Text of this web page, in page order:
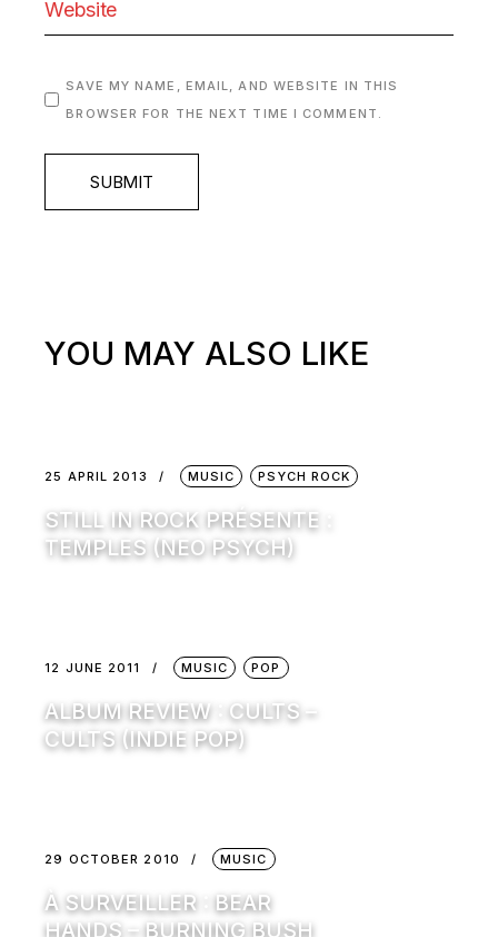
SAVE MY NAME, EMAIL, AND WEBSITE IN THIS
BROWSER FOR THE NEXT TIME I COMMENT.
SUBMIT
YOU MAY ALSO LIKE
25 APRIL 2013 MUSIC PSYCH ROCK
STILL IN ROCK PRÉSENTE :
TEMPLES (NEO PSYCH)
12 JUNE 2011 MUSIC POP
ALBUM REVIEW : CULTS –
CULTS (INDIE POP)
29 OCTOBER 2010 MUSIC
À SURVEILLER : BEAR
HANDS – BURNING BUSH